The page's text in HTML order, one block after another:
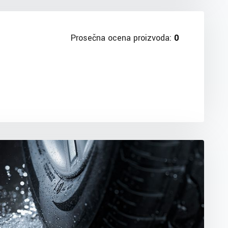
Prosečna ocena proizvoda: 0